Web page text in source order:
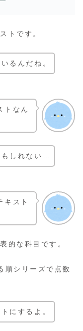
トです。
るんだね。
トなん
もしれない…
キスト
的な科目です。
順シリーズで点数
にするよ。